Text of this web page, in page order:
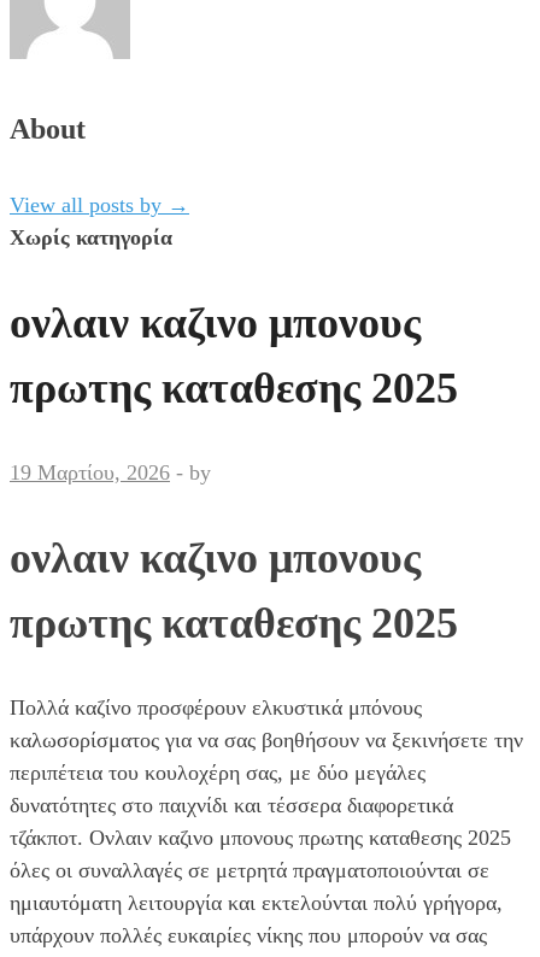
About
View all posts by →
Χωρίς κατηγορία
ονλαιν καζινο μπονους
πρωτης καταθεσης 2025
19 Μαρτίου, 2026 - by
ονλαιν καζινο μπονους
πρωτης καταθεσης 2025
Πολλά καζίνο προσφέρουν ελκυστικά μπόνους
καλωσορίσματος για να σας βοηθήσουν να ξεκινήσετε την
περιπέτεια του κουλοχέρη σας, με δύο μεγάλες
δυνατότητες στο παιχνίδι και τέσσερα διαφορετικά
τζάκποτ. Ονλαιν καζινο μπονους πρωτης καταθεσης 2025
όλες οι συναλλαγές σε μετρητά πραγματοποιούνται σε
ημιαυτόματη λειτουργία και εκτελούνται πολύ γρήγορα,
υπάρχουν πολλές ευκαιρίες νίκης που μπορούν να σας